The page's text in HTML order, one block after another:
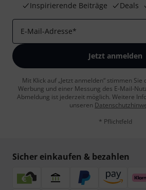
Inspirierende Beiträge
Deals
E-Mail-Adresse*
Jetzt anmelden
Mit Klick auf „Jetzt anmelden“ stimmen Sie
Werbung und einer Messung des E-Mail-
Abmeldung ist jederzeit möglich. Weitere
unseren
* Pflichtfeld
Sicher einkaufen & bezahlen